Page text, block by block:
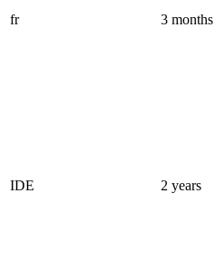
fr 3 months
IDE 2 years